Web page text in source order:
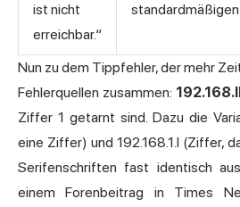
ist nicht
erreichbar.“
Nun zu dem Tippfehler, der mehr
Fehlerquellen zusammen:
Ziffer 1 getarnt sind. Dazu die
eine Ziffer) und 192.168.1.l (Ziffer,
Serifenschriften fast identisch
einem Forenbeitrag in Times